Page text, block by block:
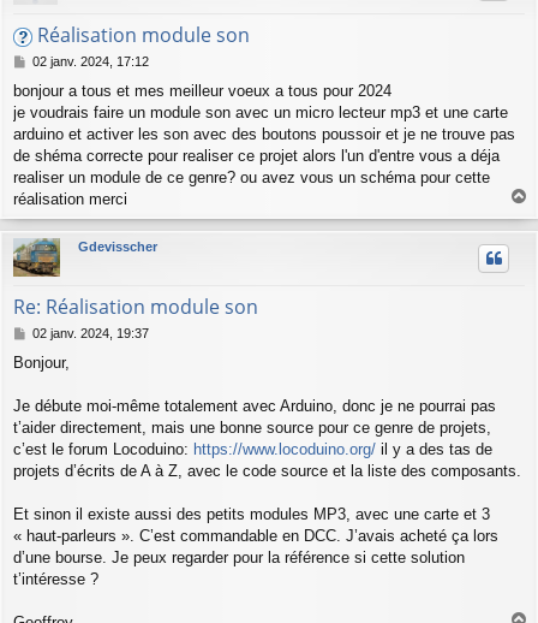
Réalisation module son
M
s
s
a
g
02 janv. 2024, 17:12
bonjour a tous et mes meilleur voeux a tous pour 2024
je voudrais faire un module son avec un micro lecteur mp3 et une carte
arduino et activer les son avec des boutons poussoir et je ne trouve pas
de shéma correcte pour realiser ce projet alors l'un d'entre vous a déja
realiser un module de ce genre? ou avez vous un schéma pour cette
réalisation merci
a
u
Gdevisscher
Re: Réalisation module son
M
s
a
g
02 janv. 2024, 19:37
Bonjour,
Je débute moi-même totalement avec Arduino, donc je ne pourrai pas
t’aider directement, mais une bonne source pour ce genre de projets,
c’est le forum Locoduino: https://www.locoduino.org/ il y a des tas de
projets d’écrits de A à Z, avec le code source et la liste des composants.
Et sinon il existe aussi des petits modules MP3, avec une carte et 3
« haut-parleurs ». C’est commandable en DCC. J’avais acheté ça lors
d’une bourse. Je peux regarder pour la référence si cette solution
t’intéresse ?